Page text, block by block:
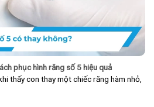
phục hình răng số 5 hiệu quả
thấy con thay một chiếc răng hàm nhỏ,